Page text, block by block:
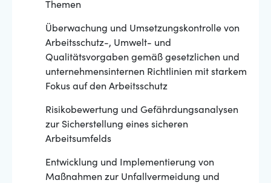
Themen
Überwachung und Umsetzungskontrolle von
Arbeitsschutz-, Umwelt- und
Qualitätsvorgaben gemäß gesetzlichen und
unternehmensinternen Richtlinien mit starkem
Fokus auf den Arbeitsschutz
Risikobewertung und Gefährdungsanalysen
zur Sicherstellung eines sicheren
Arbeitsumfelds
Entwicklung und Implementierung von
Maßnahmen zur Unfallvermeidung und